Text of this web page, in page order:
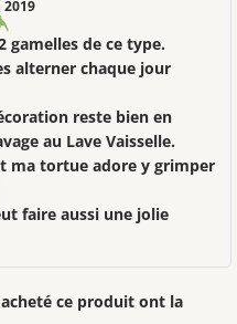
gamelles de ce type.
alterner chaque jour
reste bien en
au Lave Vaisselle.
ma tortue adore y grimper
faire aussi une jolie
ce produit ont la